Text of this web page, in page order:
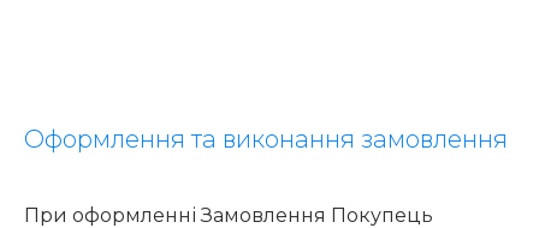
Оформлення та виконання замовлення
При оформленні Замовлення Покупець